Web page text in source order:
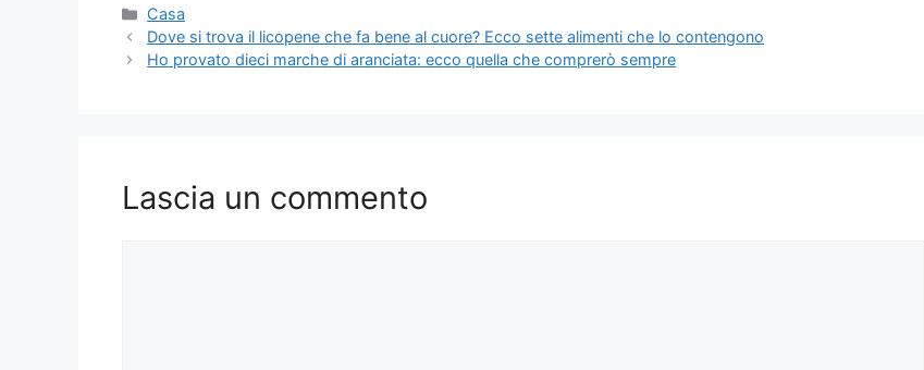
Categorie
Casa
Dove si trova il licopene che fa bene al cuore? Ecco sette alimenti che lo contengono
Ho provato dieci marche di aranciata: ecco quella che comprerò sempre
Lascia un commento